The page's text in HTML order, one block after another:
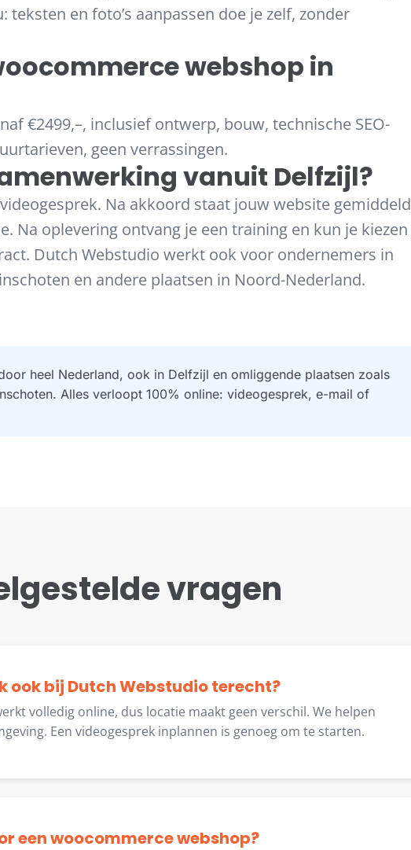
teksten en foto’s aanpassen doe je zelf, zonder
webshop in
€2499,–, inclusief ontwerp, bouw, technische SEO-
geen verrassingen.
vanuit Delfzijl?
Na akkoord staat jouw website gemiddeld
Na oplevering ontvang je een training en kun je kiezen
Dutch Webstudio werkt ook voor ondernemers in
en andere plaatsen in Noord-Nederland.
heel Nederland, ook in Delfzijl en omliggende plaatsen zoals
Alles verloopt 100% online: videogesprek, e-mail of
vragen
ook bij Dutch Webstudio terecht?
volledig online, dus locatie maakt geen verschil. We helpen
Een videogesprek inplannen is genoeg om te starten.
een woocommerce webshop?